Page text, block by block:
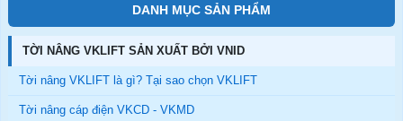
DANH MỤC SẢN PHẨM
TỜI NÂNG VKLIFT SẢN XUẤT BỞI VNID
Tời nâng VKLIFT là gì? Tại sao chọn VKLIFT
Tời nâng cáp điện VKCD - VKMD